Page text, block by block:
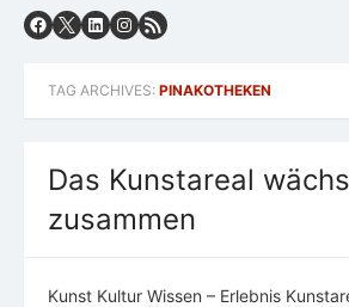
TAG ARCHIVES: PINAKOTHEKEN
Das Kunstareal
zusammen
Kunst Kultur Wissen – Erlebnis